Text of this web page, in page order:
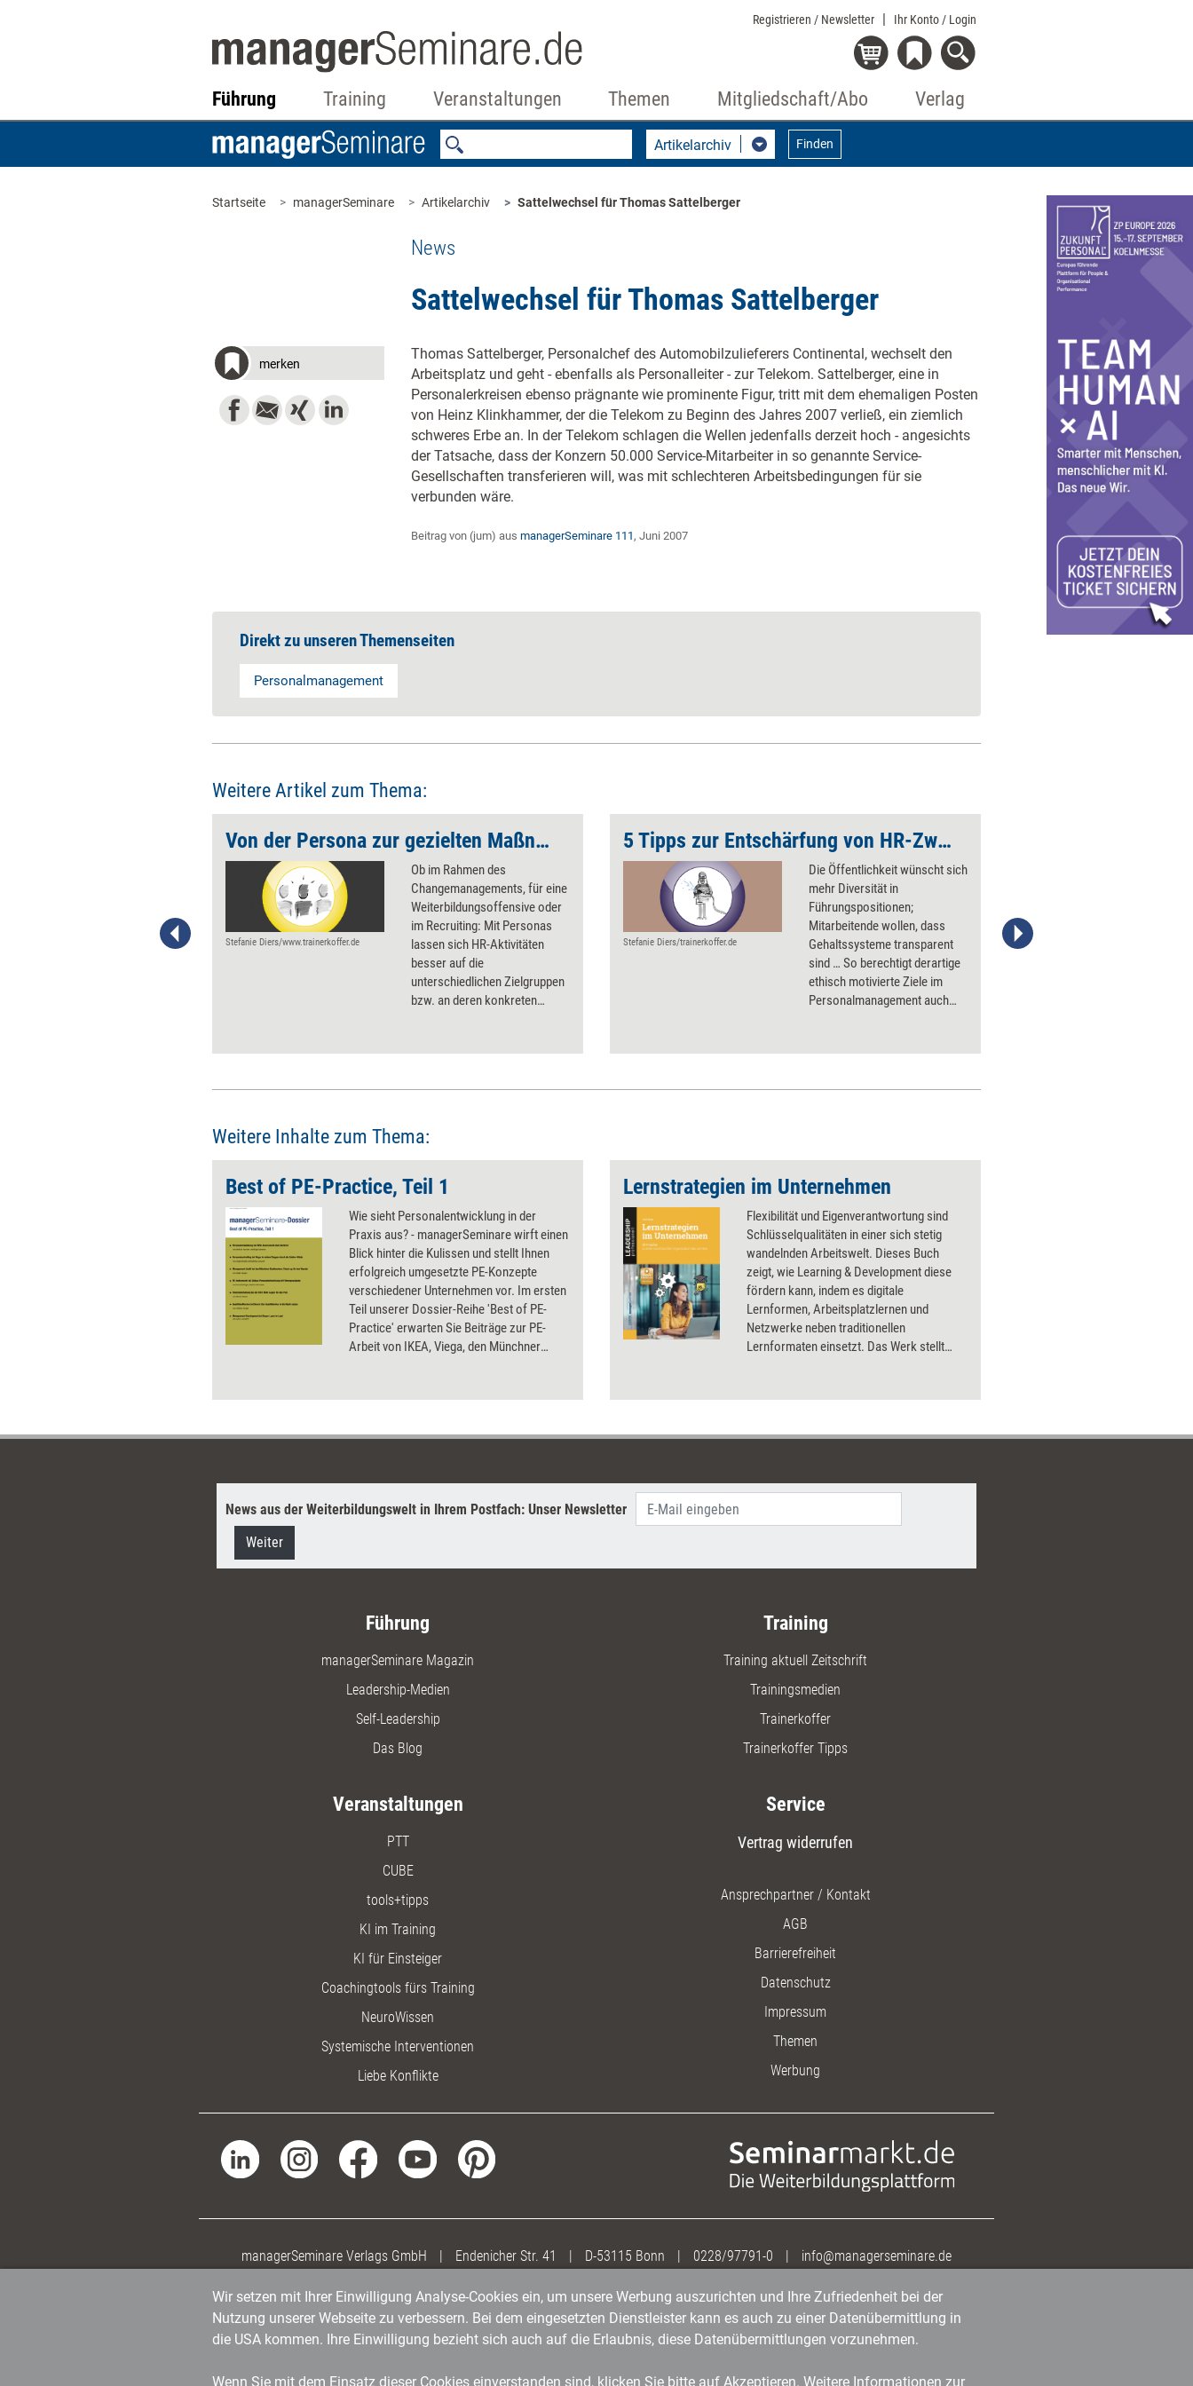
Registrieren / Newsletter Ihr Konto / Login
Führung Training Veranstaltungen Themen Mitgliedschaft/Abo Verlag
Artikelarchiv Finden
Startseite managerSeminare Artikelarchiv Sattelwechsel für Thomas Sattelberger
News
Sattelwechsel für Thomas Sattelberger
merken
Thomas Sattelberger, Personalchef des Automobilzulieferers Continental, wechselt den
Arbeitsplatz und geht - ebenfalls als Personalleiter - zur Telekom. Sattelberger, eine in
Personalerkreisen ebenso prägnante wie prominente Figur, tritt mit dem ehemaligen Posten
von Heinz Klinkhammer, der die Telekom zu Beginn des Jahres 2007 verließ, ein ziemlich
schweres Erbe an. In der Telekom schlagen die Wellen jedenfalls derzeit hoch - angesichts
der Tatsache, dass der Konzern 50.000 Service-Mitarbeiter in so genannte Service-
Gesellschaften transferieren will, was mit schlechteren Arbeitsbedingungen für sie
verbunden wäre.
Beitrag von (jum) aus managerSeminare 111, Juni 2007
Direkt zu unseren Themenseiten
Personalmanagement
Weitere Artikel zum Thema:
Arbeitsplatz aussieht, wen er
gern einmal beraten würde und
Von der Persona zur gezielten Maßnahme
Stefanie Diers/www.trainerkoffer.de
Ob im Rahmen des
Changemanagements, für eine
Weiterbildungsoffensive oder
im Recruiting: Mit Personas
lassen sich HR-Aktivitäten
besser auf die
unterschiedlichen Zielgruppen
bzw. an deren konkreten
funktioniert, sollten
Grundregeln beachten.
5 Tipps zur Entschärfung von HR-Zwickmühlen
Stefanie Diers/trainerkoffer.de
Die Öffentlichkeit wünscht sich
mehr Diversität in
Führungspositionen;
Mitarbeitende wollen, dass
Gehaltssysteme transparent
sind … So berechtigt derartige
ethisch motivierte Ziele im
Personalmanagement auch
deren unreflektierte
berechtigte Ziele zu verletzen.
Stefanie Diers, © www.trainerkoffer.de
Weitere Inhalte zum Thema:
Best of PE-Practice, Teil 1
Wie sieht Personalentwicklung in der
Praxis aus? - managerSeminare wirft einen
Blick hinter die Kulissen und stellt Ihnen
erfolgreich umgesetzte PE-Konzepte
verschiedener Unternehmen vor. Im ersten
Teil unserer Dossier-Reihe 'Best of PE-
Practice' erwarten Sie Beiträge zur PE-
Arbeit von IKEA, Viega, den Münchner
Lernstrategien im Unternehmen
Flexibilität und Eigenverantwortung sind
Schlüsselqualitäten in einer sich stetig
wandelnden Arbeitswelt. Dieses Buch
zeigt, wie Learning & Development diese
fördern kann, indem es digitale
Lernformen, Arbeitsplatzlernen und
Netzwerke neben traditionellen
Lernformaten einsetzt. Das Werk stellt
Analysen zur Verbesserung von
Impulsgeber für alle, die nach zeitgemäßen
News aus der Weiterbildungswelt in Ihrem Postfach: Unser Newsletter
Weiter
Führung
managerSeminare Magazin
Leadership-Medien
Self-Leadership
Das Blog
Training
Training aktuell Zeitschrift
Trainingsmedien
Trainerkoffer
Trainerkoffer Tipps
Veranstaltungen
PTT
CUBE
tools+tipps
KI im Training
KI für Einsteiger
Coachingtools fürs Training
NeuroWissen
Systemische Interventionen
Liebe Konflikte
Service
Vertrag widerrufen
Ansprechpartner / Kontakt
AGB
Barrierefreiheit
Datenschutz
Impressum
Themen
Werbung
managerSeminare Verlags GmbH | Endenicher Str. 41 | D-53115 Bonn | 0228/97791-0 | info@managerseminare.de
Wir setzen mit Ihrer Einwilligung Analyse-Cookies ein, um unsere Werbung auszurichten und Ihre Zufriedenheit bei der
Nutzung unserer Webseite zu verbessern. Bei dem eingesetzten Dienstleister kann es auch zu einer Datenübermittlung in
die USA kommen. Ihre Einwilligung bezieht sich auch auf die Erlaubnis, diese Datenübermittlungen vorzunehmen.
Wenn Sie mit dem Einsatz dieser Cookies einverstanden sind, klicken Sie bitte auf Akzeptieren. Weitere Informationen zur